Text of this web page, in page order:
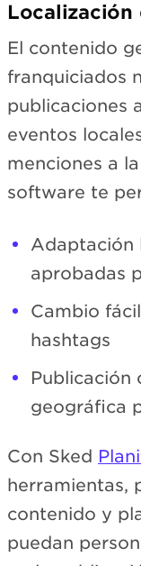
Localización
El contenido
franquiciados
publicaciones
eventos
menciones a
software te
Adaptación
aprobadas
Cambio
hashtags
Publicación
geográfica
Con Sked
herramientas,
contenido y
puedan